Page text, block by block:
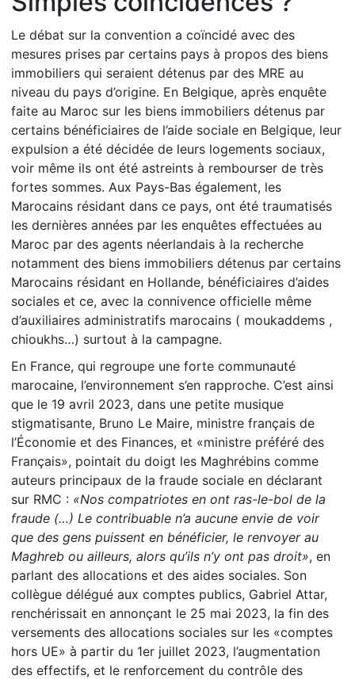
Le débat sur la convention a coïncidé avec des
mesures prises par certains pays à propos des biens
immobiliers qui seraient détenus par des MRE au
niveau du pays d’origine. En Belgique, après enquête
faite au Maroc sur les biens immobiliers détenus par
certains bénéficiaires de l’aide sociale en Belgique, leur
expulsion a été décidée de leurs logements sociaux,
voir même ils ont été astreints à rembourser de très
fortes sommes. Aux Pays-Bas également, les
Marocains résidant dans ce pays, ont été traumatisés
les dernières années par les enquêtes effectuées au
Maroc par des agents néerlandais à la recherche
notamment des biens immobiliers détenus par certains
Marocains résidant en Hollande, bénéficiaires d’aides
sociales et ce, avec la connivence officielle même
d’auxiliaires administratifs marocains ( moukaddems ,
chioukhs…) surtout à la campagne.
En France, qui regroupe une forte communauté
marocaine, l’environnement s’en rapproche. C’est ainsi
que le 19 avril 2023, dans une petite musique
stigmatisante, Bruno Le Maire, ministre français de
l’Économie et des Finances, et «ministre préféré des
Français», pointait du doigt les Maghrébins comme
auteurs principaux de la fraude sociale en déclarant
sur RMC : «Nos compatriotes en ont ras-le-bol de la
fraude (…) Le contribuable n’a aucune envie de voir
que des gens puissent en bénéficier, le renvoyer au
Maghreb ou ailleurs, alors qu’ils n’y ont pas droit», en
parlant des allocations et des aides sociales. Son
collègue délégué aux comptes publics, Gabriel Attar,
renchérissait en annonçant le 25 mai 2023, la fin des
versements des allocations sociales sur les «comptes
hors UE» à partir du 1er juillet 2023, l’augmentation
des effectifs, et le renforcement du contrôle des